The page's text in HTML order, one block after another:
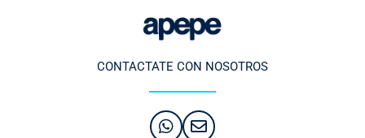
CONTACTATE CON NOSOTROS